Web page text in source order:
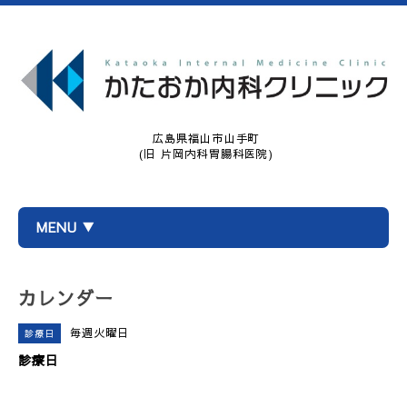
広島県福山市山手町
(旧 片岡内科胃腸科医院)
MENU ▼
カレンダー
診療日 毎週火曜日
診療日